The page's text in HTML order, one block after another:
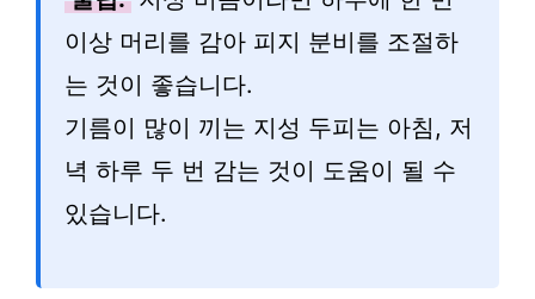
이상 머리를 감아 피지 분비를 조절하
는 것이 좋습니다.
기름이 많이 끼는 지성 두피는 아침, 저
녁 하루 두 번 감는 것이 도움이 될 수
있습니다.